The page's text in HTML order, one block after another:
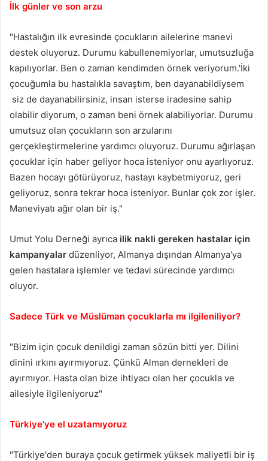
İlk günler ve son arzu
"Hastalığın ilk evresinde çocukların ailelerine manevi
destek oluyoruz. Durumu kabullenemiyorlar, umutsuzluğa
kapılıyorlar. Ben o zaman kendimden örnek veriyorum.'İki
çocuğumla bu hastalıkla savaştım, ben dayanabildiysem
siz de dayanabilirsiniz, insan isterse iradesine sahip
olabilir diyorum, o zaman beni örnek alabiliyorlar. Durumu
umutsuz olan çocukların son arzularını
gerçekleştirmelerine yardımcı oluyoruz. Durumu ağırlaşan
çocuklar için haber geliyor hoca isteniyor onu ayarlıyoruz.
Bazen hocayı götürüyoruz, hastayı kaybetmiyoruz, geri
geliyoruz, sonra tekrar hoca isteniyor. Bunlar çok zor işler.
Maneviyatı ağır olan bir iş."
Umut Yolu Derneği ayrıca ilik nakli gereken hastalar için
kampanyalar düzenliyor, Almanya dışından Almanya'ya
gelen hastalara işlemler ve tedavi sürecinde yardımcı
oluyor.
Sadece Türk ve Müslüman çocuklarla mı ilgileniliyor?
"Bizim için çocuk denildigi zaman sözün bitti yer. Dilini
dinini ırkını ayırmıyoruz. Çünkü Alman dernekleri de
ayırmıyor. Hasta olan bize ihtiyacı olan her çocukla ve
ailesiyle ilgileniyoruz"
Türkiye'ye el uzatamıyoruz
"Türkiye'den buraya çocuk getirmek yüksek maliyetli bir iş